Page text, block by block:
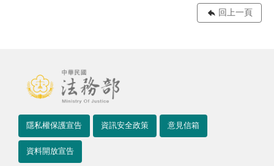
回上一頁
隱私權保護宣告 資訊安全政策 意見信箱
資料開放宣告